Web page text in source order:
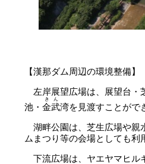
【漢那ダム周辺の環境整備】
左岸展望広場は、展望台・
池・ 金武
きん
湾を見渡すことがで
湖畔公園は、芝生広場や親
ムまつり等の会場としても利
下流広場は、ヤエヤマヒルギ、オヒルギ、 メヒルギが植栽さ